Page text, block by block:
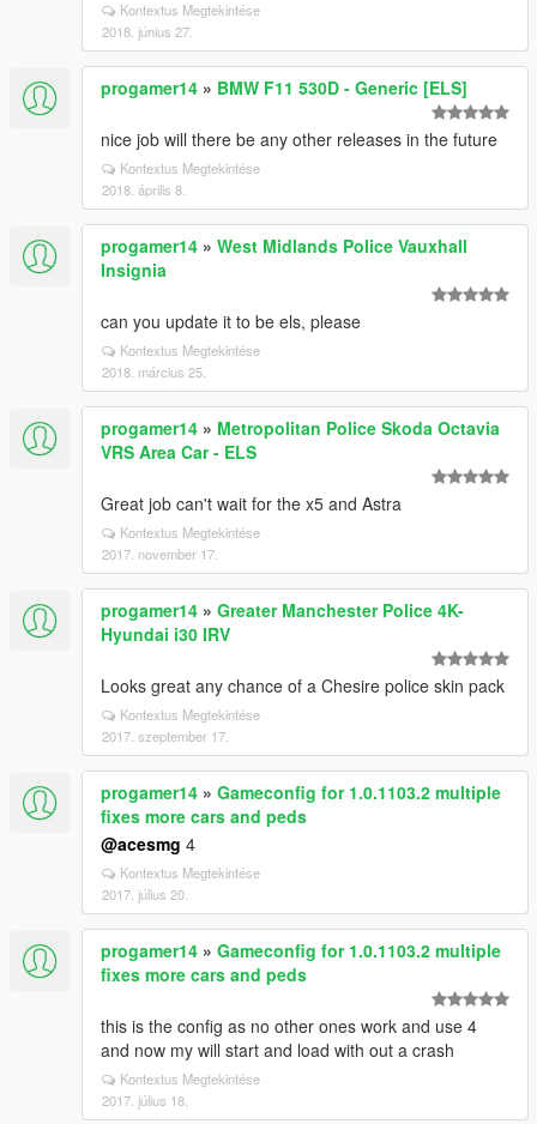
Kontextus Megtekintése
2018. június 27.
progamer14 » BMW F11 530D - Generic [ELS]
nice job will there be any other releases in the future
Kontextus Megtekintése
2018. április 8.
progamer14 » West Midlands Police Vauxhall
Insignia
can you update it to be els, please
Kontextus Megtekintése
2018. március 25.
progamer14 » Metropolitan Police Skoda Octavia
VRS Area Car - ELS
Great job can't wait for the x5 and Astra
Kontextus Megtekintése
2017. november 17.
progamer14 » Greater Manchester Police 4K-
Hyundai i30 IRV
Looks great any chance of a Chesire police skin pack
Kontextus Megtekintése
2017. szeptember 17.
progamer14 » Gameconfig for 1.0.1103.2 multiple
fixes more cars and peds
@acesmg 4
Kontextus Megtekintése
2017. július 20.
progamer14 » Gameconfig for 1.0.1103.2 multiple
fixes more cars and peds
this is the config as no other ones work and use 4
and now my will start and load with out a crash
Kontextus Megtekintése
2017. július 18.